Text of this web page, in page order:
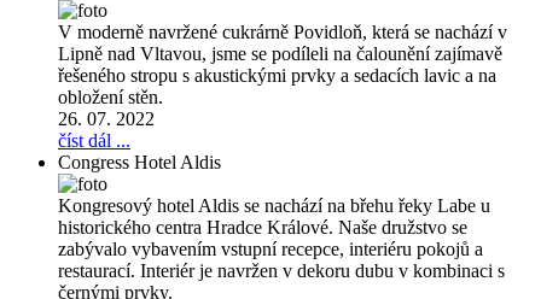
V moderně navržené cukrárně Povidloň, která se nachází v
Lipně nad Vltavou, jsme se podíleli na čalounění zajímavě
řešeného stropu s akustickými prvky a sedacích lavic a na
obložení stěn.
26. 07. 2022
číst dál ...
Congress Hotel Aldis
Kongresový hotel Aldis se nachází na břehu řeky Labe u
historického centra Hradce Králové. Naše družstvo se
zabývalo vybavením vstupní recepce, interiéru pokojů a
restaurací. Interiér je navržen v dekoru dubu v kombinaci s
černými prvky.